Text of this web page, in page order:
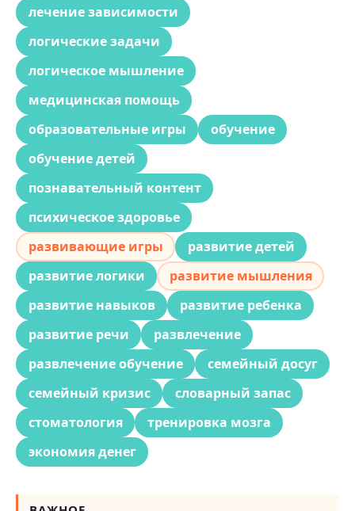
лечение зависимости
логические задачи
логическое мышление
медицинская помощь
образовательные игры
обучение
обучение детей
познавательный контент
психическое здоровье
развивающие игры
развитие детей
развитие логики
развитие мышления
развитие навыков
развитие ребенка
развитие речи
развлечение
развлечение обучение
семейный досуг
семейный кризис
словарный запас
стоматология
тренировка мозга
экономия денег